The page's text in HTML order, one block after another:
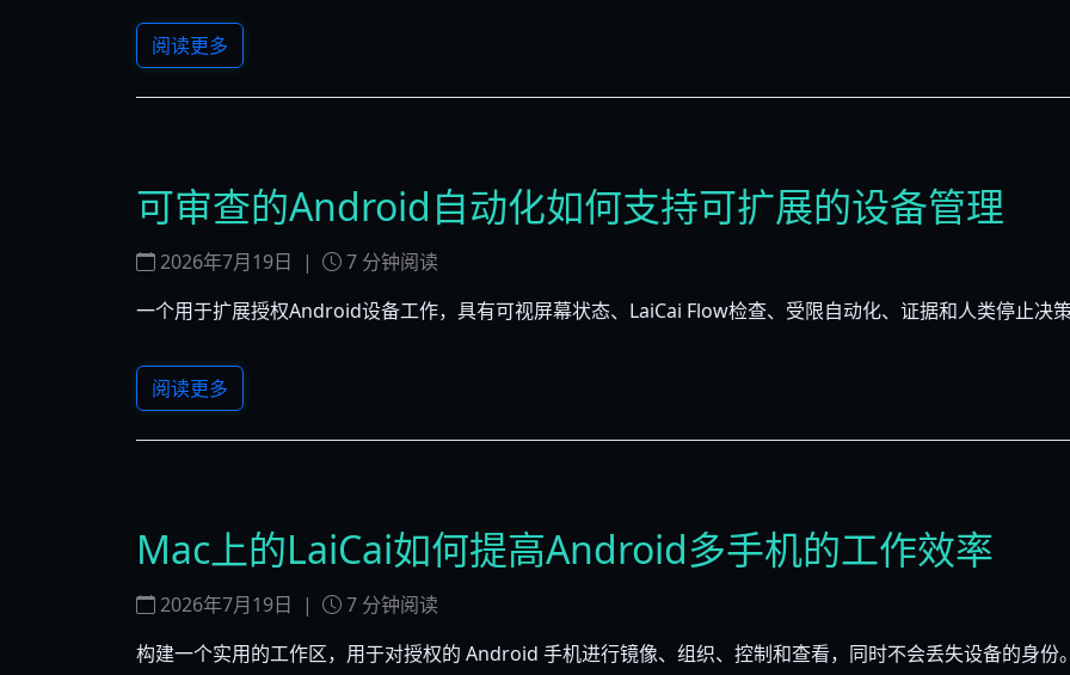
阅读更多
可审查的Android自动化如何支持可扩展的设备管理
2026年7月19日 | 7 分钟阅读
一个用于扩展授权Android设备工作，具有可视屏幕状态、LaiCai Flow检查、受限自动化、证据和人类停止决
阅读更多
Mac上的LaiCai如何提高Android多手机的工作效率
2026年7月19日 | 7 分钟阅读
构建一个实用的工作区，用于对授权的 Android 手机进行镜像、组织、控制和查看，同时不会丢失设备的身份